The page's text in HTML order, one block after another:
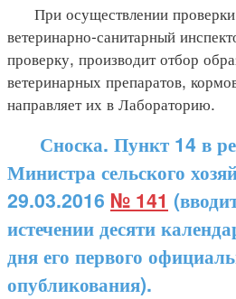
При осуществлении проверки
ветеринарно-санитарный
проверку, производит отбор
ветеринарных препаратов,
направляет их в Лабораторию.
Сноска. Пункт 14 в
Министра сельского
29.03.2016 № 141
истечении десяти
дня его первого
опубликования).